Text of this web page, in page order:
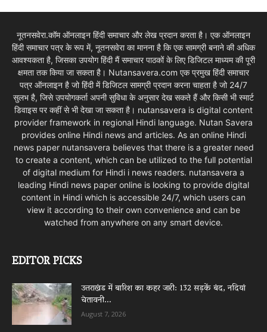
नूतनसवेरा.कॉम ऑनलाइन हिंदी समाचार और लेख प्रदान करता है। एक ऑनलाइन
हिंदी समाचार पत्र के रूप में, नूतनसवेरा का मानना है कि एक सामग्री बनाने की अधिक
आवश्यकता है, जिसका उपयोग हिंदी मैं समाचार पाठकों के लिए डिजिटल माध्यम की पूरी
क्षमता तक किया जा सकता है। Nutansavera.com एक प्रमुख हिंदी समाचार
पत्र ऑनलाइन है जो हिंदी में डिजिटल सामग्री प्रदान करना चाहता है जो 24/7
सुलभ है, जिसे उपयोगकर्ता अपनी सुविधा के अनुसार देख सकते हैं और किसी भी स्मार्ट
डिवाइस पर कहीं से भी देखा जा सकता है। nutansavera is digital content
provider framework in regional Hindi language. Nutan Savera
provides online Hindi news and articles. As an online Hindi
news paper nutansavera believes that there is a greater need
to create a content, which can be utilized to the full potential
of digital medium for Hindi i news readers. nutansavera a
leading Hindi news paper online is looking to provide digital
content in Hindi which is accessible 24/7, which users can
view it according to their own convenience and can be
watched from anywhere on any smart device.
EDITOR PICKS
उत्तराखंड में बारिश का कहर जारी: 132 सड़कें बंद, नदियां
चेतावनी...
August 7, 2026